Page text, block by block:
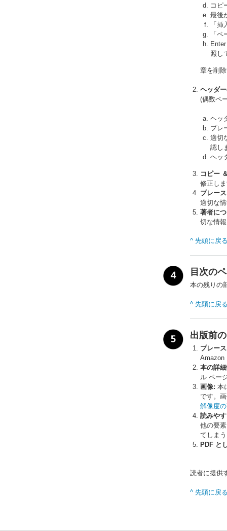
コピ
最後
「
「
照し
章を削
ヘッダ
(偶数ペ
ヘッ
プレ
適切
認し
ヘッ
コピー
修正し
プレー
適切な
著者に
切な情
^ 先頭に戻
目次の
本の残りの
^ 先頭に戻
出版前
プレー
Amazon
本の詳
ル ペー
画像: 本
です。
解像度
読みや
他の要
てしま
PDF と
読者に提供
^ 先頭に戻